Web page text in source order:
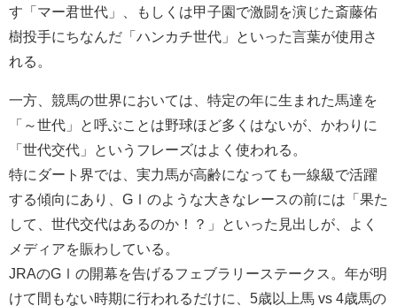
す「マー君世代」、もしくは甲子園で激闘を演じた斎藤佑
樹投手にちなんだ「ハンカチ世代」といった言葉が使用さ
れる。
一方、競馬の世界においては、特定の年に生まれた馬達を
「～世代」と呼ぶことは野球ほど多くはないが、かわりに
「世代交代」というフレーズはよく使われる。
特にダート界では、実力馬が高齢になっても一線級で活躍
する傾向にあり、GⅠのような大きなレースの前には「果た
して、世代交代はあるのか！？」といった見出しが、よく
メディアを賑わしている。
JRAのGⅠの開幕を告げるフェブラリーステークス。年が明
けて間もない時期に行われるだけに、5歳以上馬 vs 4歳馬の